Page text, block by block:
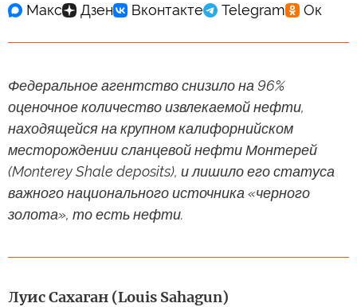
Федеральное агентство снизило на 96%
оценочное количество извлекаемой нефти,
находящейся на крупном калифорнийском
месторождении сланцевой нефти Монтерей
(Monterey Shale deposits), и лишило его статуса
важного национального источника «черного
золота», то есть нефти.
Луис Сахаган (Louis Sahagun)